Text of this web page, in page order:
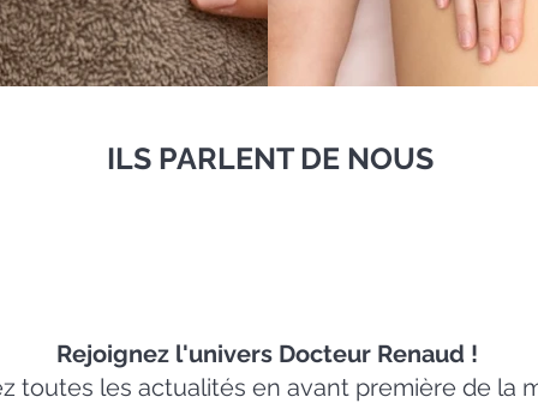
Ajouter au panier
ILS PARLENT DE NOUS
Rejoignez l'univers Docteur Renaud !
toutes les actualités en avant première de la